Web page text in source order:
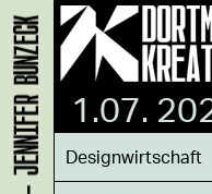
1.07.
Designwirtschaft